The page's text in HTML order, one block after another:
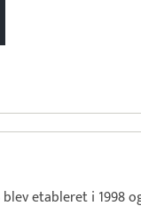
blev etableret i 1998